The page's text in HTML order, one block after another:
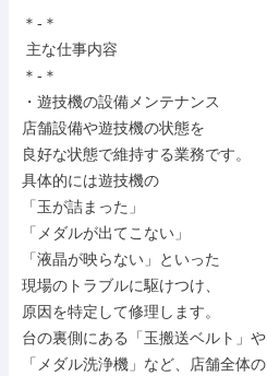
＊-＊
＊-＊
・遊技機の設備メンテナンス
店舗設備や遊技機の状態を
良好な状態で維持する業務です。
具体的には遊技機の
「玉が詰まった」
「メダルが出てこない」
「液晶が映らない」といった
現場のトラブルに駆けつけ、
原因を特定して修理します。
台の裏側にある「玉搬送ベルト」や
「メダル洗浄機」など、店舗全体の